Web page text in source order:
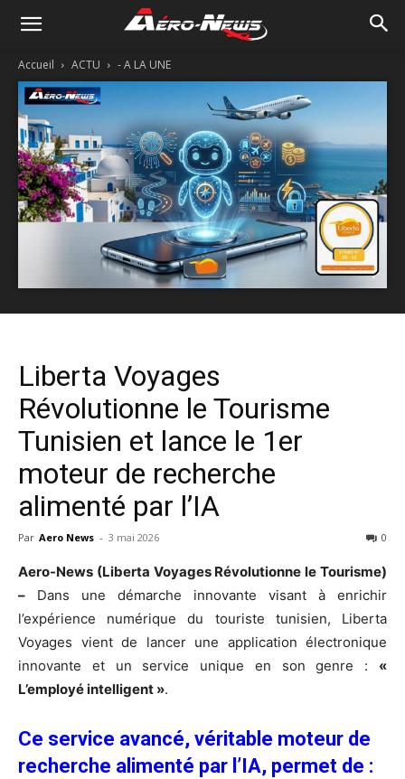
Accueil ACTU - A LA UNE
Liberta Voyages
Révolutionne le Tourisme
Tunisien et lance le 1er
moteur de recherche
alimenté par l’IA
Par Aero News - 3 mai 2026 0
Aero-News (Liberta Voyages Révolutionne le Tourisme)
– Dans une démarche innovante visant à enrichir
l’expérience numérique du touriste tunisien, Liberta
Voyages vient de lancer une application électronique
innovante et un service unique en son genre : «
L’employé intelligent ».
Ce service avancé, véritable moteur de
recherche alimenté par l’IA, permet de :